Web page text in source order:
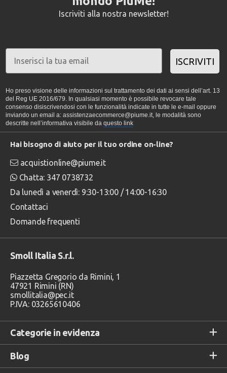
Iscriviti alla nostra newsletter!
ISCRIVITI
Ho preso visione delle informazioni sul trattamento dei dati ai sensi dell’art. 13
del Reg UE 2016/679. In qualsiasi momento è possibile revocare tale
consenso disiscrivendosi con le funzionalità indicate in tutte le e-mail oppure
inviando un email a: assistenzaecommerce@piume.it, le modalità sono
descritte nell’informativa visibile da questo link
Categorie in evidenza
Blog
Hai bisogno di aiuto per il tuo ordine on-line?
acquistionline@piume.it
Chatta: 347 0738732
Da lunedì a venerdì: 9:30-13:00 / 14:00-16:30
Contattaci
Domande frequenti
Smoll Italia S.r.l.
Piazzetta Gregorio da Rimini, 1
47921 Rimini (RN)
smollitalia@pec.it
P.IVA: 03265610406